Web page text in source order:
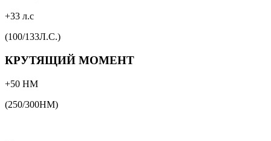
+33 л.с
(100/133Л.С.)
КРУТЯЩИЙ МОМЕНТ
+50 НМ
(250/300НМ)